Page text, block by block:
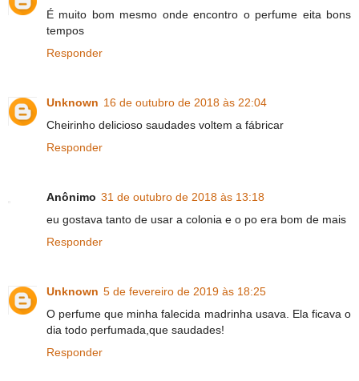
É muito bom mesmo onde encontro o perfume eita bons
tempos
Responder
Unknown 16 de outubro de 2018 às 22:04
Cheirinho delicioso saudades voltem a fábricar
Responder
Anônimo 31 de outubro de 2018 às 13:18
eu gostava tanto de usar a colonia e o po era bom de mais
Responder
Unknown 5 de fevereiro de 2019 às 18:25
O perfume que minha falecida madrinha usava. Ela ficava o
dia todo perfumada,que saudades!
Responder